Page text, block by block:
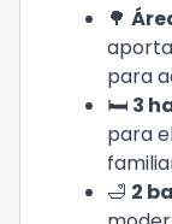
🌳
para
🛏️ 3
para
🛁 2